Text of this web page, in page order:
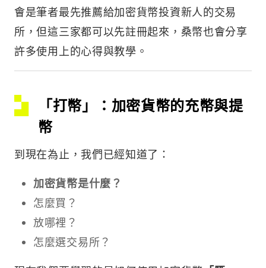
會是筆者最先推薦給加密貨幣投資新人的交易
所，但這三家都可以先註冊起來，桑幣也會分享
許多使用上的心得與教學。
「打幣」：加密貨幣的充幣與提
幣
到現在為止，我們已經知道了：
加密貨幣是什麼？
怎麼買？
放哪裡？
怎麼選交易所？